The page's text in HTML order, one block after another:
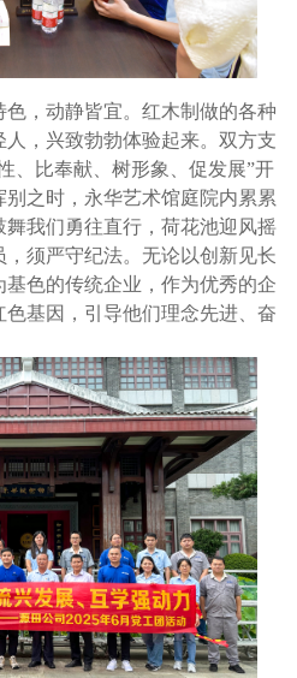
，动静皆宜。红木制做的各种
，兴致勃勃体验起来。双方支
、比奉献、树形象、促发展”开
别之时，永华艺术馆庭院内累累
我们勇往直行，荷花池迎风摇
须严守纪法。无论以创新见长
色的传统企业，作为优秀的企
基因，引导他们理念先进、奋